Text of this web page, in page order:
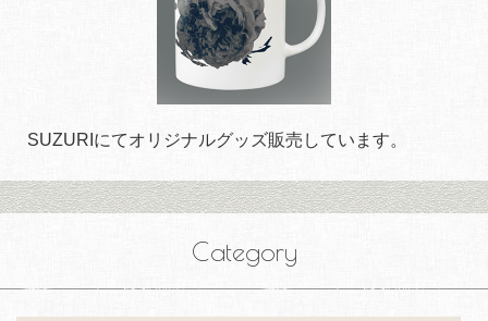
SUZURIにてオリジナルグッズ販売しています。
Category